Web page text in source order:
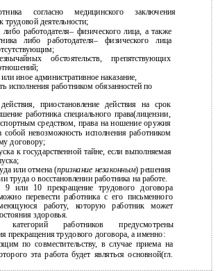
согласно медицинского заключения
деятельности;
либо работодателя– физического лица, а также
либо работодателя– физического лица
обстоятельств, препятствующих
иное административное наказание,
исполнения работником обязанностей по
приостановление действия на срок
работника специального права(лицензии,
средством, права на ношение оружия
собой невозможность исполнения работником
договору;
к государственной тайне, если выполняемая
или отмена (признание незаконным) решения
труда о восстановлении работника на работе.
или 10 прекращение трудового договора
перевести работника с его письменного
работу, которую работник может
здоровья.
работников предусмотрены
прекращения трудового договора, а именно:
по совместительству, в случае приема на
эта работа будет являться основной(гл.